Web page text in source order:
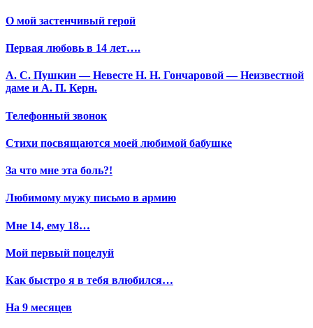
О мой застенчивый герой
Первая любовь в 14 лет….
А. С. Пушкин — Невесте Н. Н. Гончаровой — Неизвестной
даме и А. П. Керн.
Телефонный звонок
Стихи посвящаются моей любимой бабушке
За что мне эта боль?!
Любимому мужу письмо в армию
Мне 14, ему 18…
Мой первый поцелуй
Как быстро я в тебя влюбился…
На 9 месяцев